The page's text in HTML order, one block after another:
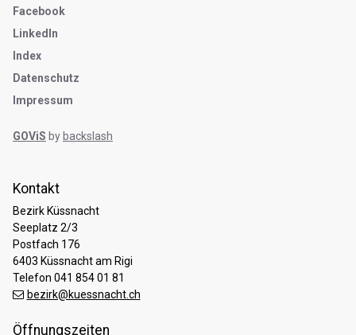
Kontakt
Bezirk Küssnacht
Seeplatz 2/3
Postfach 176
6403 Küssnacht am Rigi
Telefon 041 854 01 81
bezirk@kuessnacht.ch
Öffnungszeiten
Facebook
LinkedIn
Index
Datenschutz
Impressum
GOViS by backslash